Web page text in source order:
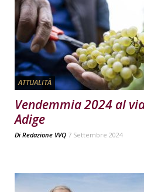
ATTUALITÀ
Vendemmia 2024 al
Adige
Di Redazione VVQ 7 Settembre 2024